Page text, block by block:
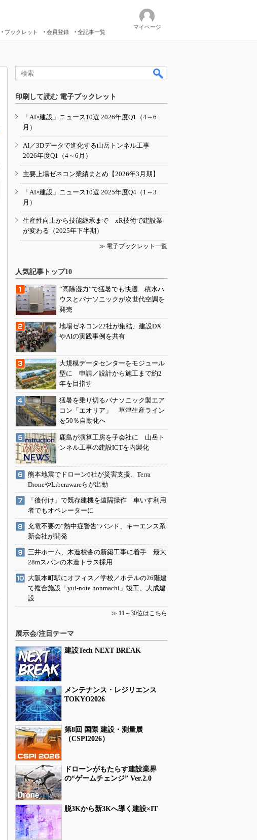
ブックレット 会員登録 全記事一覧
マイページ
印刷して読む 電子ブックレット
「AI×建設」ニュース10選 2026年度Q1（4～6
月）
AI／3Dデータで進化する山岳トンネル工事
2026年度Q1（4～6月）
主要上場ゼネコン業績まとめ【2026年3月期】
「AI×建設」ニュース10選 2025年度Q4（1～3
月）
生産性向上から技能継承まで xR技術で建設業
が変わる（2025年下半期）
≫ 電子ブックレット一覧
人気記事トップ10
“高除湿力”で猛暑でも快適 積水ハ
ウスとパナソニックが次世代空調を
発売
地場ゼネコン22社が集結、建設DX
やAIの実践事例を共有
大規模データセンターをモジュール
型に 申請／設計から施工まで約2
年を目指す
猛暑を乗り切るパナソニック製エア
コン「エオリア」 草津生産ライン
を50％自動化へ
鹿島が演算工房を子会社に 山岳ト
ンネル工事の建設ICTを内製化
熊本地震でドローン6社が災害支援、Terra
DroneやLiberawareらが出動
「後付け」で既存建機を遠隔操作 車いす利用
者でもオペレーターに
充電不要の“熱中症警告”バンド、キーエンス系
新会社が開発
三井ホーム、木造校舎の新築工事に着手 最大
28mスパンの木造トラス採用
大阪本町駅にオフィス／学校／ホテルの26階建
て複合施設「yui-note honmachi」竣工、大成建
設
≫ 11～30位はこちら
展示会/注目テーマ
建設Tech NEXT BREAK
メンテナンス・レジリエンス
TOKYO2026
第8回 国際 建設・測量展
（CSPI2026）
ドローンがもたらす建設業界
の“ゲームチェンジ” Ver.2.0
脱3Kから新3Kへ導く建設×IT